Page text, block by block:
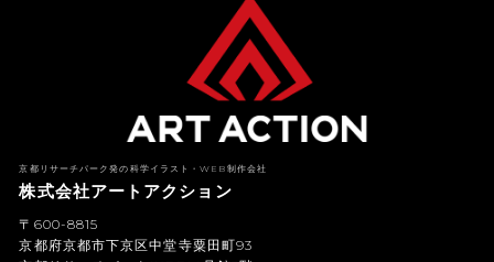
京都リサーチパーク発の科学イラスト・WEB制作会社
株式会社アートアクション
〒600-8815
京都府京都市下京区中堂寺粟田町93